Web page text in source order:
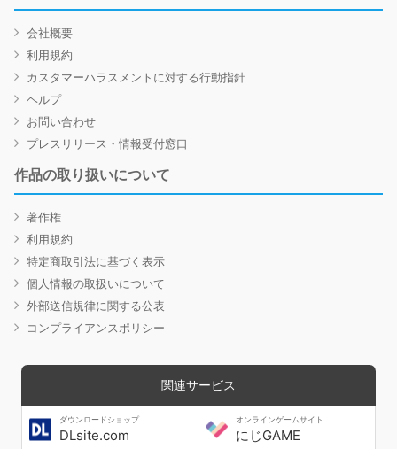
会社概要
利用規約
カスタマーハラスメントに対する行動指針
ヘルプ
お問い合わせ
プレスリリース・情報受付窓口
作品の取り扱いについて
著作権
利用規約
特定商取引法に基づく表示
個人情報の取扱いについて
外部送信規律に関する公表
コンプライアンスポリシー
関連サービス
ダウンロードショップ
DLsite.com
オンラインゲームサイト
にじGAME